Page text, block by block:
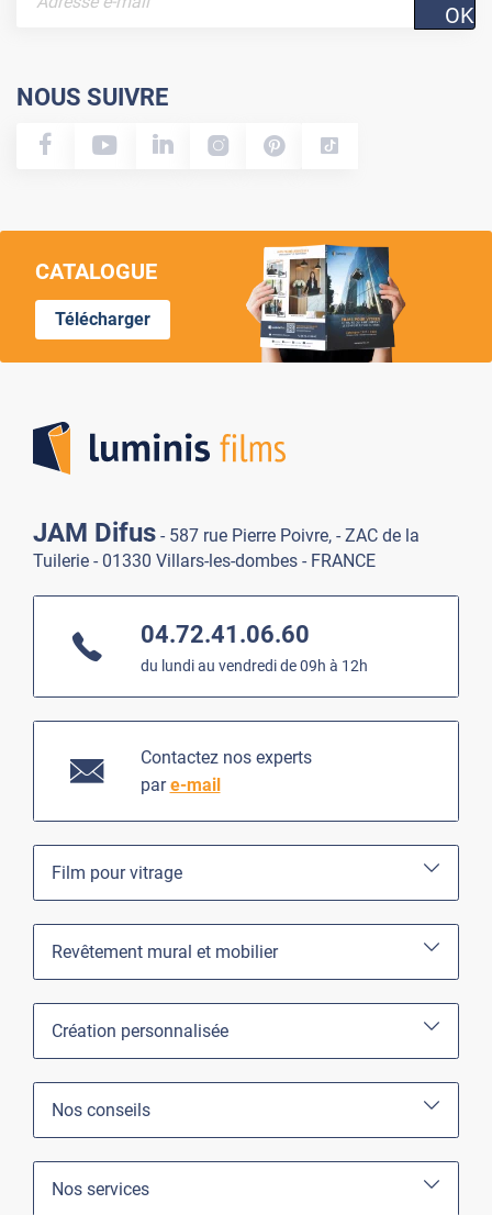
OK
NOUS SUIVRE
CATALOGUE
Télécharger
JAM Difus - 587 rue Pierre Poivre, - ZAC de la
Tuilerie - 01330 Villars-les-dombes - FRANCE
04.72.41.06.60
du lundi au vendredi de 09h à 12h
Contactez nos experts
pare-mail
Film pour vitrage
Revêtement mural et mobilier
Création personnalisée
Nos conseils
Nos services